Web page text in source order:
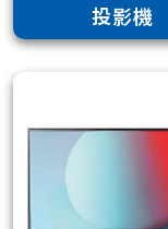
投影機